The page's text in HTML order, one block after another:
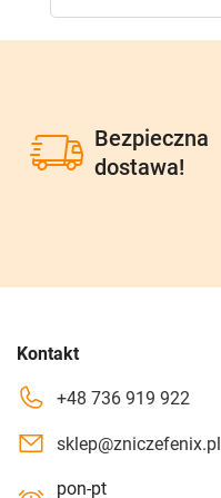
Bezpieczna
dostawa!
Kontakt
+48 736 919 922
sklep@zniczefenix.pl
pon-pt